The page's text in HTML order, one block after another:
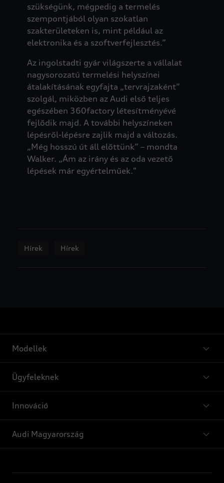
szükségünk, mégpedig a termelés
szempontjából olyan szokatlan
szakterületeken is, mint például az
elektronika és a szoftverfejlesztés.”
Az ingolstadti gyár világszerte a vállalat
nagysorozatú termelési helyszínei
átalakításának egyfajta „tervrajzaként”
szolgál, miközben az Audi első teljes
egészében 360factory létesítményévé
fejlődik majd. A további helyszíneken
lépésről-lépésre zajlik majd a változás.
„Még hosszú út áll előttünk” – mondta
Walker. „Ám az irány és az oda vezető
lépések már egyértelműek."
Hírek Hírek
Modellek
Ügyfeleknek
Innováció
Audi Magyarország